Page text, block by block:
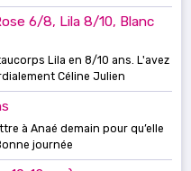
6/8, Lila 8/10, Blanc
Lila en 8/10 ans. L'avez
Céline Julien
à Anaé demain pour qu’elle
journée